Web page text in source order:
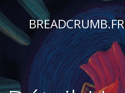
au
BREADCRUMB.FR